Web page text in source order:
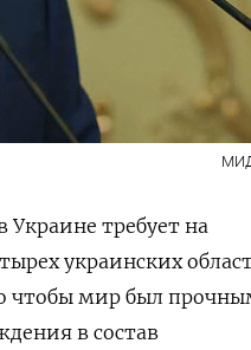
требует на
украинских
чтобы мир был
в состав